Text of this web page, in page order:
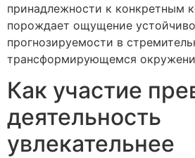
принадлежности к конкретным
порождает ощущение
прогнозируемости в
трансформирующемся
Как участие
деятельность
увлекательнее